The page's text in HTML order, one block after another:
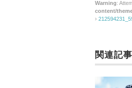
Warning:
content/
›
関連記事